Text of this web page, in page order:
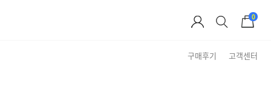
0
구매후기 고객센터